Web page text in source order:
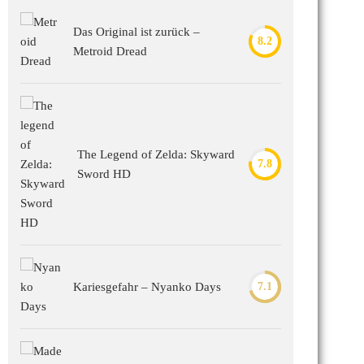
Das Original ist zurück –
Metroid Dread
8.2
The Legend of Zelda: Skyward
Sword HD
7.8
Kariesgefahr – Nyanko Days 7.1